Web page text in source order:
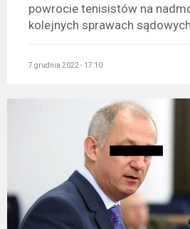
powrocie tenisistów na
kolejnych sprawach sądowych
7 grudnia 2022 - 17:10